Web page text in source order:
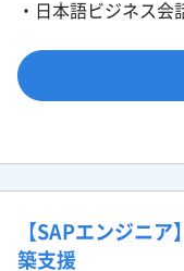
・日本語ビジネス会
【SAPエンジニ
築支援